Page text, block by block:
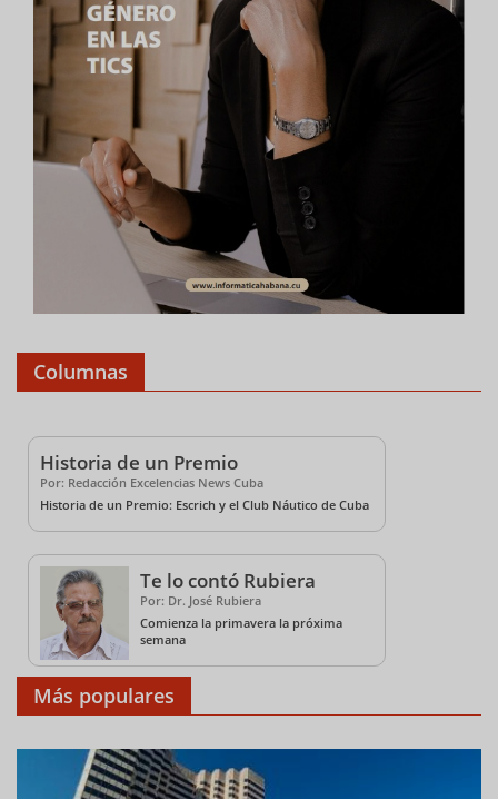
Columnas
Historia de un Premio
Por: Redacción Excelencias News Cuba
Historia de un Premio: Escrich y el Club Náutico de Cuba
Te lo contó Rubiera
Por: Dr. José Rubiera
Comienza la primavera la próxima
semana
Más populares